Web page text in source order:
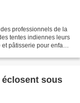
professionnels de la
tentes indiennes leurs
pâtisserie pour enfants
éclosent sous